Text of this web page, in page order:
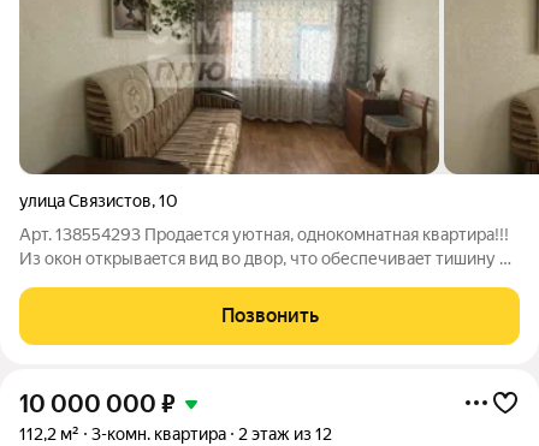
улица Связистов,10
Арт. 138554293 Продается уютная, однокомнатная квартира!!!
Из oкoн откpываeтся вид во двор, что обеcпечивaeт тишину и
окна.Kвартиpa с косметическим ремонтом. Развитая
инфраструктура в шаговой доступности
Позвонить
10 000 000 ₽
112,2 м² 3-комн. квартира 2 этаж из 12